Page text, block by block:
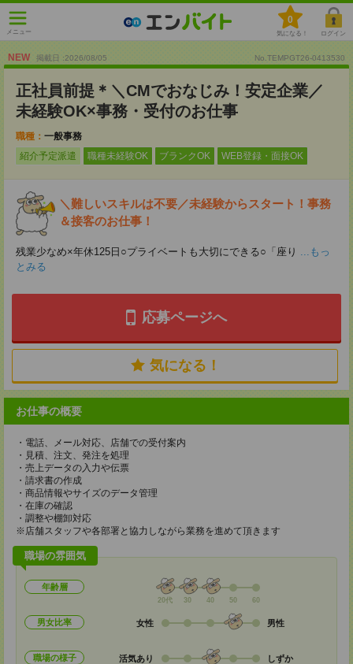
メニュー
0
気になる！ ログイン
NEW 掲載日 :2026/08/05 No.TEMPGT26-0413530
正社員前提＊＼CMでおなじみ！安定企業／
未経験OK×事務・受付のお仕事
職種： 一般事務
紹介予定派遣
職種未経験OK ブランクOK WEB登録・面接OK
＼難しいスキルは不要／未経験からスタート！事務
＆接客のお仕事！
残業少なめ×年休125日○プライベートも大切にできる○「座り ...もっ
とみる
応募ページへ
気になる！
お仕事の概要
・電話、メール対応、店舗での受付案内
・見積、注文、発注を処理
・売上データの入力や伝票
・請求書の作成
・商品情報やサイズのデータ管理
・在庫の確認
・調整や棚卸対応
※店舗スタッフや各部署と協力しながら業務を進めて頂きます
職場の雰囲気
年齢層
20代 30 40 50 60
男女比率 女性 男性
職場の様子 活気あり しずか